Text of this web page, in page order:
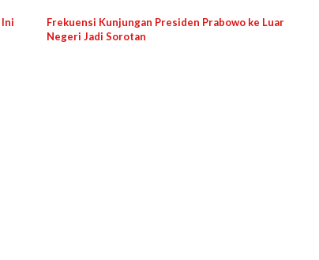
Frekuensi Kunjungan Presiden Prabowo ke Luar
Negeri Jadi Sorotan